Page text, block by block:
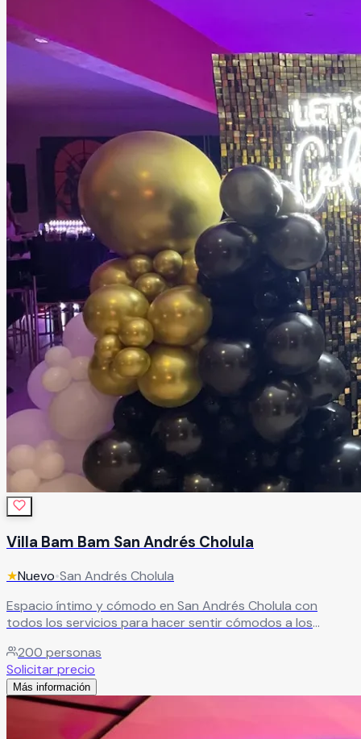
Villa Bam Bam San Andrés Cholula
★Nuevo•San Andrés Cholula
Espacio íntimo y cómodo en San Andrés Cholula con
todos los servicios para hacer sentir cómodos a los
celebración.Leer más
200 personas
Solicitar precio
Más información